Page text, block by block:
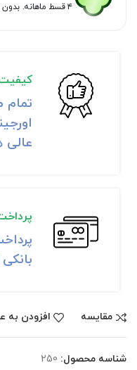
۴ قسط ماهانه. بدون سود، چک و ضامن.
کیفیت
عالی
مقايسه افزودن به
شناسه محصول: 250